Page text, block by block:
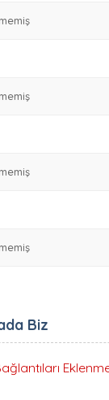
Biz